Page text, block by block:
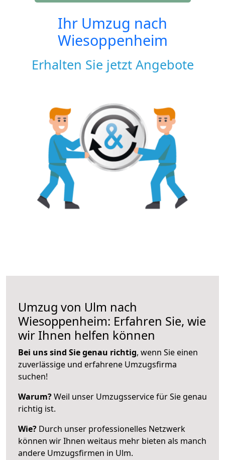
Ihr Umzug nach
Wiesoppenheim
Erhalten Sie jetzt Angebote
Umzug von Ulm nach
Wiesoppenheim: Erfahren Sie, wie
wir Ihnen helfen können
Bei uns sind Sie genau richtig, wenn Sie einen
zuverlässige und erfahrene Umzugsfirma
suchen!
Warum?Weil unser Umzugsservice für Sie genau
richtig ist.
Wie? Durch unser professionelles Netzwerk
können wir Ihnen weitaus mehr bieten als manch
andere Umzugsfirmen in Ulm.